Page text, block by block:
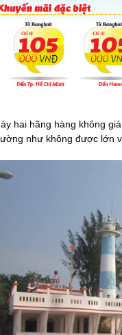
hai hãng hàng không
như không được lớn